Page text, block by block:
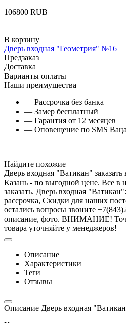
‍106800‍ RUB
В корзину
Дверь входная "Геометрия" №16
Предзаказ
Доставка
Варианты оплаты
Наши преимущества
— Рассрочка без банка
— Замер бесплатный
— Гарантия от 12 месяцев
— Оповещение по SMS
Найдите похожие
Дверь входная "Ватикан"
Казань - по выгодной цене. Все в
заказать. Дверь входная
рассрочка, Скидки для наших
остались вопросы звоните
описание, фото. ВНИМАНИЕ!
товара уточняйте у менеджеров!
Описание
Характеристики
Теги
Отзывы
Описание Дверь входная